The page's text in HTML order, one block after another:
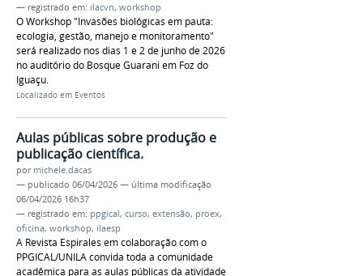
— registrado em: ilacvn, workshop
O Workshop "Invasões biológicas em pauta:
ecologia, gestão, manejo e monitoramento"
será realizado nos dias 1 e 2 de junho de 2026
no auditório do Bosque Guarani em Foz do
Iguaçu.
Localizado em Eventos
Aulas públicas sobre produção e
publicação científica.
por michele.dacas
— publicado 06/04/2026 — última modificação
06/04/2026 16h37
— registrado em: ppgical, curso, extensão, proex,
oficina, workshop, ilaesp
A Revista Espirales em colaboração com o
PPGICAL/UNILA convida toda a comunidade
acadêmica para as aulas públicas da atividade